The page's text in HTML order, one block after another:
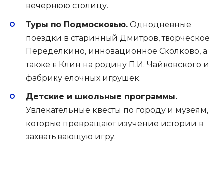
вечернюю столицу.
Туры по Подмосковью. Однодневные
поездки в старинный Дмитров, творческое
Переделкино, инновационное Сколково, а
также в Клин на родину П.И. Чайковского и
фабрику елочных игрушек.
Детские и школьные программы.
Увлекательные квесты по городу и музеям,
которые превращают изучение истории в
захватывающую игру.